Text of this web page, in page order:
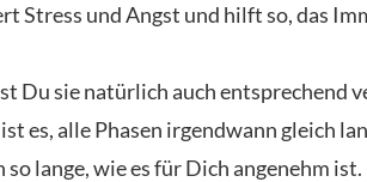
Stress und Angst und hilft so, das
Du sie natürlich auch entsprechend
es, alle Phasen irgendwann gleich
lange, wie es für Dich angenehm ist.